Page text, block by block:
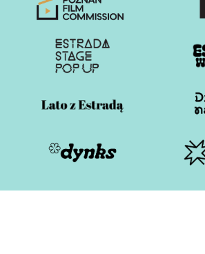
Otwiera stronę w nowej karcie
Otwiera stronę w nowej karcie
Otwiera stronę w nowej karcie
Otwiera stronę w nowej karcie